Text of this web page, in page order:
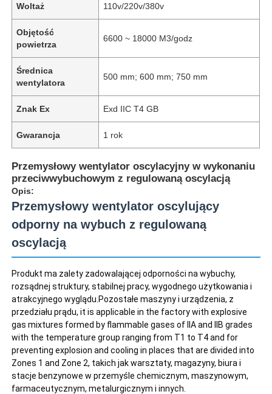
Woltaż 110v/220v/380v
Objętość
powietrza
6600 ~ 18000 M3/godz
Średnica
wentylatora
500 mm; 600 mm; 750 mm
Znak Ex Exd IIC T4 GB
Gwarancja 1 rok
Przemysłowy wentylator oscylacyjny w wykonaniu
przeciwwybuchowym z regulowaną oscylacją
Opis:
Przemysłowy wentylator oscylujący
odporny na wybuch z regulowaną
oscylacją
Produkt ma zalety zadowalającej odporności na wybuchy,
rozsądnej struktury, stabilnej pracy, wygodnego użytkowania i
atrakcyjnego wyglądu.Pozostałe maszyny i urządzenia, z
przedziału prądu, it is applicable in the factory with explosive
gas mixtures formed by flammable gases of IIA and IIB grades
with the temperature group ranging from T1 to T4 and for
preventing explosion and cooling in places that are divided into
Zones 1 and Zone 2, takich jak warsztaty, magazyny, biura i
stacje benzynowe w przemyśle chemicznym, maszynowym,
farmaceutycznym, metalurgicznym i innych.